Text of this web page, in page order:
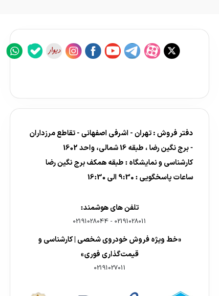
دفتر فروش : تهران - اشرفی اصفهانی - تقاطع مرزداران
- برج نگین رضا ، طبقه 16 شمالی، واحد 1602
کارشناسی و نمایشگاه : طبقه همکف برج نگین رضا
ساعات پاسخگویی : 9:30 الی 16:30
تلفن های هوشمند:
02191028011
-
02191028044
«خط ویژه فروش خودروی شخصی | کارشناسی و
قیمت‌گذاری فوری»
02191027011